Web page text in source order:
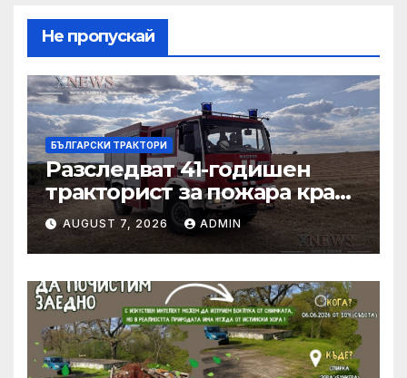
Не пропускай
БЪЛГАРСКИ ТРАКТОРИ
Разследват 41-годишен
тракторист за пожара край
Българска поляна
AUGUST 7, 2026 ADMIN